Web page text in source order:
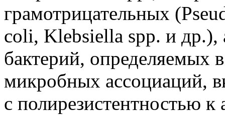
грамотрицательных
coli, Klebsiella spp. и
бактерий, определяемых
микробных ассоциаций,
с полирезистентностью к